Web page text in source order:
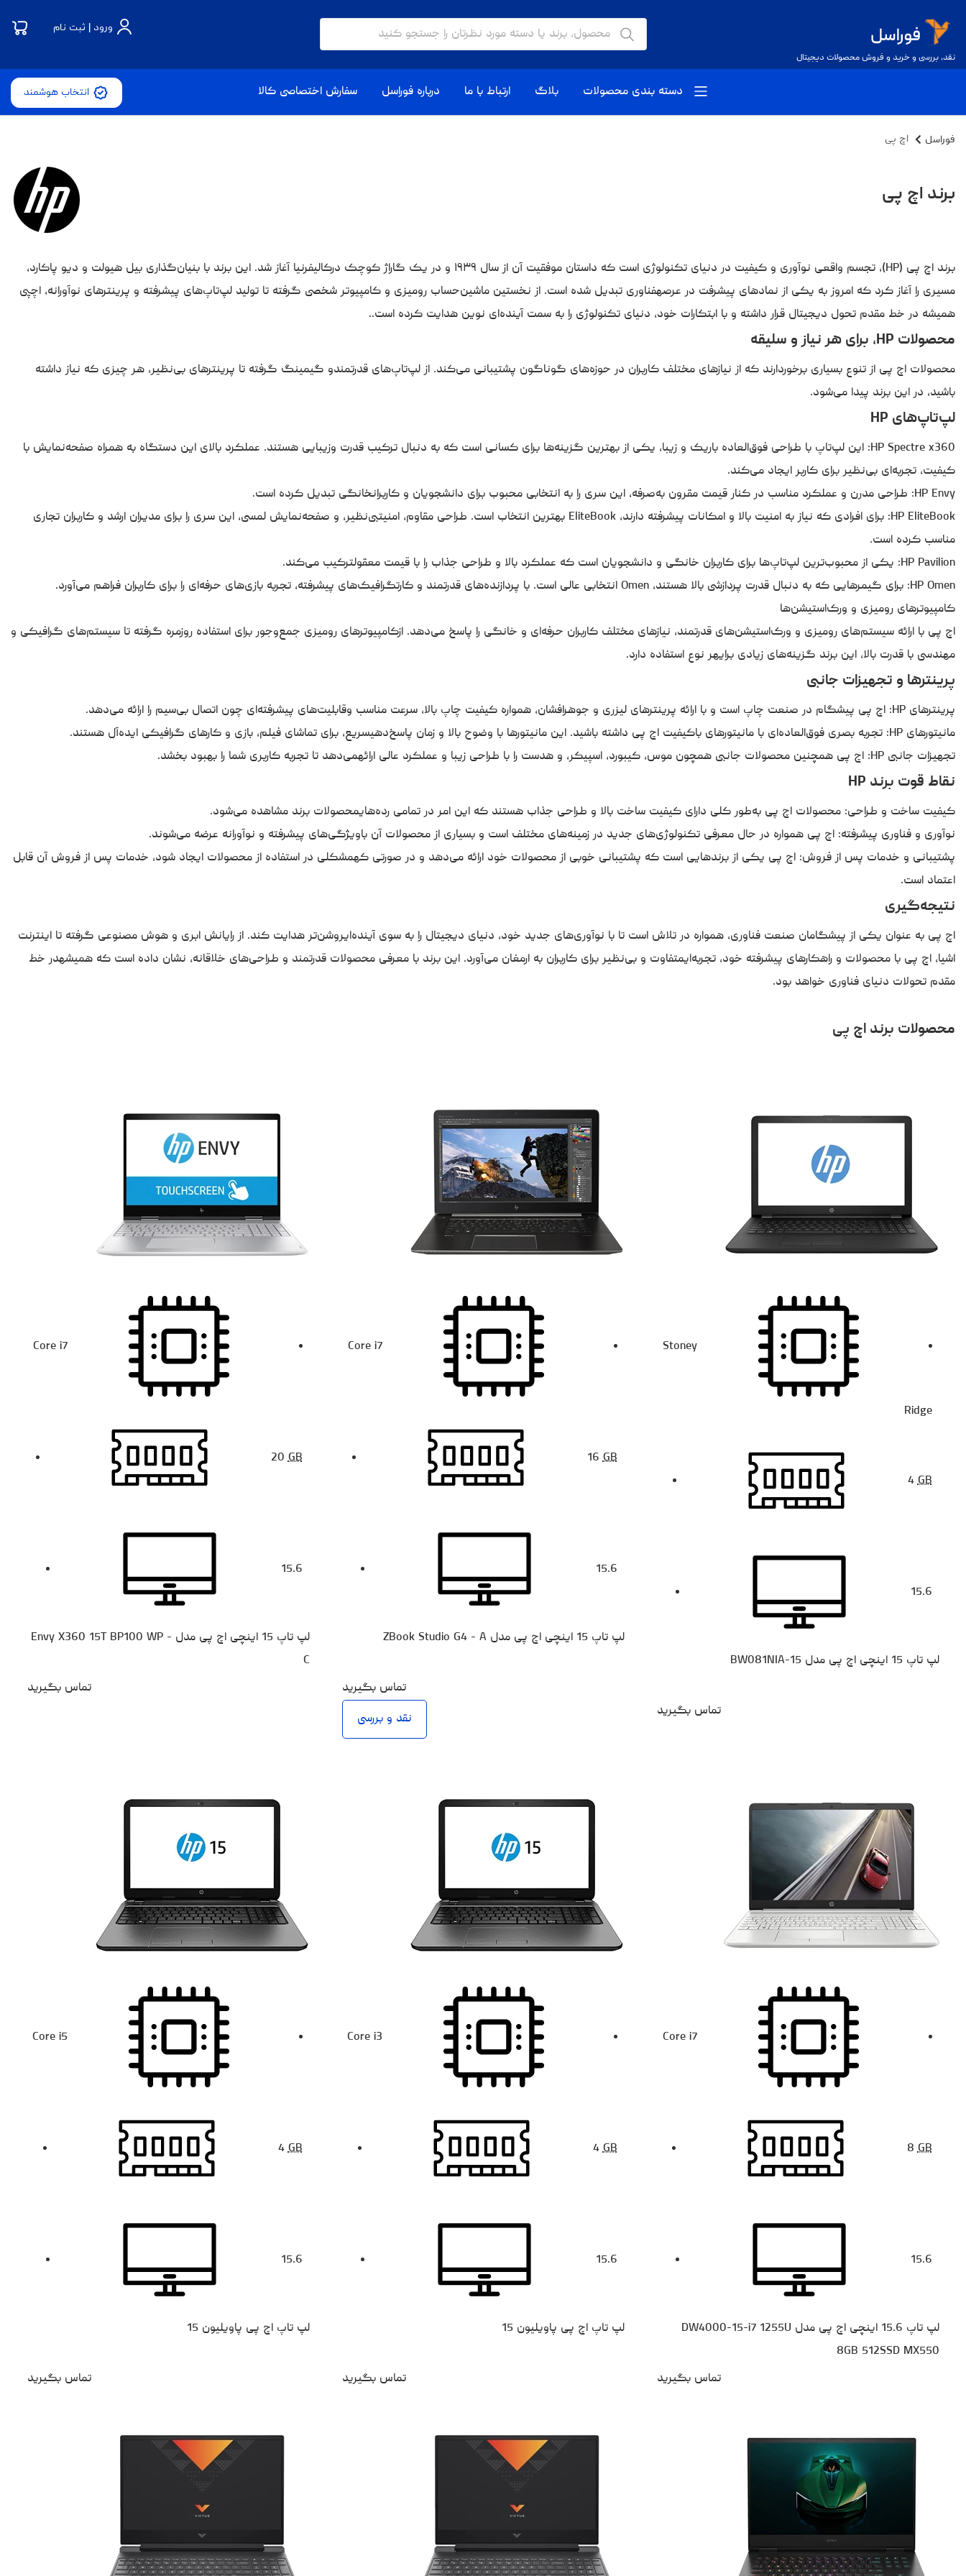
نقد، بررسی و خرید و فروش محصولات دیجیتال
ورود | ثبت نام
دسته بندی محصولات بلاگ ارتباط با ما درباره فوراسل سفارش اختصاصی کالا انتخاب هوشمند
فوراسل اچ‌ پی
برند اچ‌ پی
برند اچ پی (HP)، تجسم واقعی نوآوری و کیفیت در دنیای تکنولوژی است که داستان موفقیت آن از سال ۱۹۳۹ و در یک گاراژ کوچک درکالیفرنیا آغاز شد. این برند با بنیان‌گذاری بیل هیولت و دیو پاکارد،
مسیری را آغاز کرد که امروز به یکی از نمادهای پیشرفت در عرصهفناوری تبدیل شده است. از نخستین ماشین‌حساب رومیزی و کامپیوتر شخصی گرفته تا تولید لپ‌تاپ‌های پیشرفته و پرینترهای نوآورانه، اچپی
همیشه در خط مقدم تحول دیجیتال قرار داشته و با ابتکارات خود، دنیای تکنولوژی را به سمت آینده‌ای نوین هدایت کرده است..
محصولات HP، برای هر نیاز و سلیقه
محصولات اچ پی از تنوع بسیاری برخوردارند که از نیازهای مختلف کاربران در حوزه‌های گوناگون پشتیبانی می‌کند. از لپ‌تاپ‌های قدرتمندو گیمینگ گرفته تا پرینترهای بی‌نظیر، هر چیزی که نیاز داشته
باشید، در این برند پیدا می‌شود.
لپ‌تاپ‌های HP
HP Spectre x360: این لپ‌تاپ با طراحی فوق‌العاده باریک و زیبا، یکی از بهترین گزینه‌ها برای کسانی است که به دنبال ترکیب قدرت وزیبایی هستند. عملکرد بالای این دستگاه به همراه صفحه‌نمایش با
کیفیت، تجربه‌ای بی‌نظیر برای کاربر ایجاد می‌کند.
HP Envy: طراحی مدرن و عملکرد مناسب در کنار قیمت مقرون به‌صرفه، این سری را به انتخابی محبوب برای دانشجویان و کاربرانخانگی تبدیل کرده است.
HP EliteBook: برای افرادی که نیاز به امنیت بالا و امکانات پیشرفته دارند، EliteBook بهترین انتخاب است. طراحی مقاوم، امنیتبی‌نظیر، و صفحه‌نمایش لمسی، این سری را برای مدیران ارشد و کاربران تجاری
مناسب کرده است.
HP Pavilion: یکی از محبوب‌ترین لپ‌تاپ‌ها برای کاربران خانگی و دانشجویان است که عملکرد بالا و طراحی جذاب را با قیمت معقولترکیب می‌کند.
HP Omen: برای گیمرهایی که به دنبال قدرت پردازشی بالا هستند، Omen انتخابی عالی است. با پردازنده‌های قدرتمند و کارتگرافیک‌های پیشرفته، تجربه بازی‌های حرفه‌ای را برای کاربران فراهم می‌آورد.
کامپیوترهای رومیزی و ورک‌استیشن‌ها
اچ پی با ارائه سیستم‌های رومیزی و ورک‌استیشن‌های قدرتمند، نیازهای مختلف کاربران حرفه‌ای و خانگی را پاسخ می‌دهد. ازکامپیوترهای رومیزی جمع‌وجور برای استفاده روزمره گرفته تا سیستم‌های گرافیکی و
مهندسی با قدرت بالا، این برند گزینه‌های زیادی برایهر نوع استفاده دارد.
پرینترها و تجهیزات جانبی
پرینترهای HP: اچ پی پیشگام در صنعت چاپ است و با ارائه پرینترهای لیزری و جوهرافشان، همواره کیفیت چاپ بالا، سرعت مناسب وقابلیت‌های پیشرفته‌ای چون اتصال بی‌سیم را ارائه می‌دهد.
مانیتورهای HP: تجربه بصری فوق‌العاده‌ای با مانیتورهای باکیفیت اچ پی داشته باشید. این مانیتورها با وضوح بالا و زمان پاسخ‌دهیسریع، برای تماشای فیلم، بازی و کارهای گرافیکی ایده‌آل هستند.
تجهیزات جانبی HP: اچ پی همچنین محصولات جانبی همچون موس، کیبورد، اسپیکر، و هدست را با طراحی زیبا و عملکرد عالی ارائهمی‌دهد تا تجربه کاربری شما را بهبود بخشد.
نقاط قوت برند HP
کیفیت ساخت و طراحی: محصولات اچ پی به‌طور کلی دارای کیفیت ساخت بالا و طراحی جذاب هستند که این امر در تمامی رده‌هایمحصولات برند مشاهده می‌شود.
نوآوری و فناوری پیشرفته: اچ پی همواره در حال معرفی تکنولوژی‌های جدید در زمینه‌های مختلف است و بسیاری از محصولات آن باویژگی‌های پیشرفته و نوآورانه عرضه می‌شوند.
پشتیبانی و خدمات پس از فروش: اچ پی یکی از برندهایی است که پشتیبانی خوبی از محصولات خود ارائه می‌دهد و در صورتی کهمشکلی در استفاده از محصولات ایجاد شود، خدمات پس از فروش آن قابل
اعتماد است.
نتیجه‌گیری
اچ پی به عنوان یکی از پیشگامان صنعت فناوری، همواره در تلاش است تا با نوآوری‌های جدید خود، دنیای دیجیتال را به سوی آینده‌ایروشن‌تر هدایت کند. از رایانش ابری و هوش مصنوعی گرفته تا اینترنت
اشیا، اچ پی با محصولات و راهکارهای پیشرفته خود، تجربه‌ایمتفاوت و بی‌نظیر برای کاربران به ارمغان می‌آورد. این برند با معرفی محصولات قدرتمند و طراحی‌های خلاقانه، نشان داده است که همیشهدر خط
مقدم تحولات دنیای فناوری خواهد بود.
محصولات برند اچ‌ پی
Stoney
Ridge
4GB
15.6
لپ تاپ 15 اینچی اچ پی مدل 15-BW081NIA
تماس بگیرید
Core i7
16GB
15.6
لپ تاپ 15 اینچی اچ پی مدل ZBook Studio G4 - A
تماس بگیرید
نقد و بررسی
Core i7
20GB
15.6
لپ تاپ 15 اینچی اچ پی مدل Envy X360 15T BP100 WP -
C
تماس بگیرید
Core i7
8GB
15.6
لپ تاپ 15.6 اینچی اچ‌ پی مدل DW4000-15-i7 1255U
8GB 512SSD MX550
تماس بگیرید
4GB
15.6
لپ تاپ اچ پی پاویلیون 15
تماس بگیرید
Core i5
4GB
15.6
لپ تاپ اچ پی پاویلیون 15
تماس بگیرید